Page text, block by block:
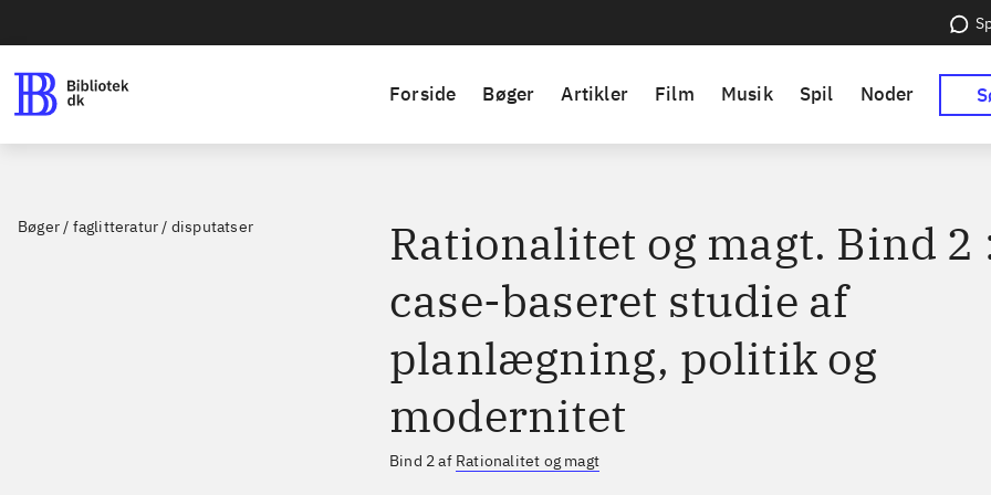
Forside Bøger Artikler Film Musik Spil Noder
Bøger / faglitteratur / disputatser
Rationalitet og magt. Bind 2
case-baseret studie af
planlægning, politik og
modernitet
Bind 2 af Rationalitet og magt